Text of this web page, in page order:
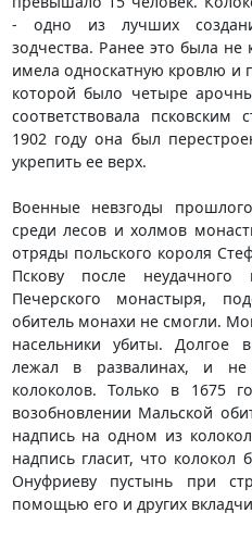
- одно из лучших
зодчества. Ранее это была
имела односкатную кровлю и
которой было четыре
соответствовала
1902 году она был
укрепить ее верх.
Военные невзгоды
среди лесов и холмов
отряды польского короля
Пскову после неудачного
Печерского монастыря,
обитель монахи не смогли.
насельники убиты. Долгое
лежал в развалинах, и
колоколов. Только в 1675
возобновлении Мальской
надпись на одном из
надпись гласит, что колокол
Онуфриеву пустынь при
помощью его и других